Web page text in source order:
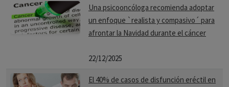
Una psicooncóloga recomienda adoptar
un enfoque `realista y compasivo´ para
afrontar la Navidad durante el cáncer
22/12/2025
El 40% de casos de disfunción eréctil en